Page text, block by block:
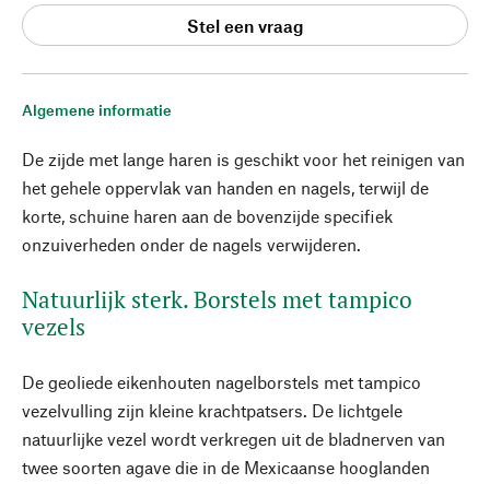
Algemene informatie
De zijde met lange haren is geschikt voor het reinigen van
het gehele oppervlak van handen en nagels, terwijl de
korte, schuine haren aan de bovenzijde specifiek
onzuiverheden onder de nagels verwijderen.
Natuurlijk sterk. Borstels met tampico
vezels
De geoliede eikenhouten nagelborstels met tampico
vezelvulling zijn kleine krachtpatsers. De lichtgele
natuurlijke vezel wordt verkregen uit de bladnerven van
twee soorten agave die in de Mexicaanse hooglanden
Stel een vraag